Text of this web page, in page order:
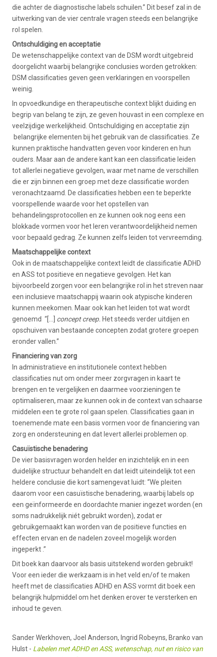
die achter de diagnostische labels schuilen.” Dit besef zal in de
uitwerking van de vier centrale vragen steeds een belangrijke
rol spelen.
Ontschuldiging en acceptatie
De wetenschappelijke context van de DSM wordt uitgebreid
doorgelicht waarbij belangrijke conclusies worden getrokken:
DSM classificaties geven geen verklaringen en voorspellen
weinig.
In opvoedkundige en therapeutische context blijkt duiding en
begrip van belang te zijn, ze geven houvast in een complexe en
veelzijdige werkelijkheid. Ontschuldiging en acceptatie zijn
belangrijke elementen bij het gebruik van de classificaties. Ze
kunnen praktische handvatten geven voor kinderen en hun
ouders. Maar aan de andere kant kan een classificatie leiden
tot allerlei negatieve gevolgen, waar met name de verschillen
die er zijn binnen een groep met deze classificatie worden
veronachtzaamd. De classificaties hebben een te beperkte
voorspellende waarde voor het opstellen van
behandelingsprotocollen en ze kunnen ook nog eens een
blokkade vormen voor het leren verantwoordelijkheid nemen
voor bepaald gedrag. Ze kunnen zelfs leiden tot vervreemding.
Maatschappelijke context
Ook in de maatschappelijke context leidt de classificatie ADHD
en ASS tot positieve en negatieve gevolgen. Het kan
bijvoorbeeld zorgen voor een belangrijke rol in het streven naar
een inclusieve maatschappij waarin ook atypische kinderen
kunnen meekomen. Maar ook kan het leiden tot wat wordt
genoemd “[…] concept creep. Het steeds verder uitdijen en
opschuiven van bestaande concepten zodat grotere groepen
eronder vallen.”
Financiering van zorg
In administratieve en institutionele context hebben
classificaties nut om onder meer zorgvragen in kaart te
brengen en te vergelijken en daarmee voorzieningen te
optimaliseren, maar ze kunnen ook in de context van schaarse
middelen een te grote rol gaan spelen. Classificaties gaan in
toenemende mate een basis vormen voor de financiering van
zorg en ondersteuning en dat levert allerlei problemen op.
Casuïstische benadering
De vier basisvragen worden helder en inzichtelijk en in een
duidelijke structuur behandelt en dat leidt uiteindelijk tot een
heldere conclusie die kort samengevat luidt: “We pleiten
daarom voor een casuïstische benadering, waarbij labels op
een geïnformeerde en doordachte manier ingezet worden (en
soms nadrukkelijk niét gebruikt worden), zodat er
gebruikgemaakt kan worden van de positieve functies en
effecten ervan en de nadelen zoveel mogelijk worden
ingeperkt .”
Dit boek kan daarvoor als basis uitstekend worden gebruikt!
Voor een ieder die werkzaam is in het veld en/of te maken
heeft met de classificaties ADHD en ASS vormt dit boek een
belangrijk hulpmiddel om het denken erover te versterken en
inhoud te geven.
Sander Werkhoven, Joel Anderson, Ingrid Robeyns, Branko van
Hulst - Labelen met ADHD en ASS, wetenschap, nut en risico van